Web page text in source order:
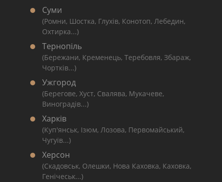
Суми
(Ромни, Шостка, Глухів, Конотоп, Лебедин,
Охтирка...)
Тернопіль
(Бережани, Кременець, Теребовля, Збараж,
Чортків...)
Ужгород
(Берегове, Хуст, Свалява, Мукачеве,
Виноградів...)
Харків
(Куп'янськ, Ізюм, Лозова, Первомайський,
Чугуїв...)
Херсон
(Скадовськ, Олешки, Нова Каховка, Каховка,
Генічеськ...)